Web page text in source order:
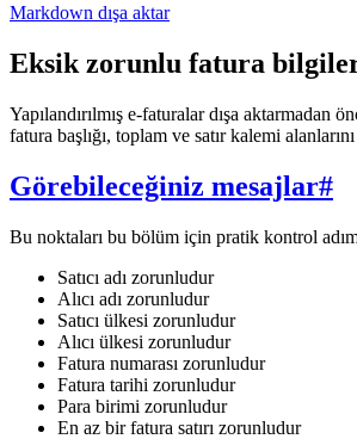
Markdown dışa aktar
Eksik zorunlu fatura
Yapılandırılmış e-faturalar dışa aktarmadan
fatura başlığı, toplam ve satır kalemi
Görebileceğiniz mesajlar#
Bu noktaları bu bölüm için pratik kontrol
Satıcı adı zorunludur
Alıcı adı zorunludur
Satıcı ülkesi zorunludur
Alıcı ülkesi zorunludur
Fatura numarası zorunludur
Fatura tarihi zorunludur
Para birimi zorunludur
En az bir fatura satırı zorunludur